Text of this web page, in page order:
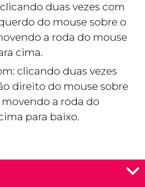
duas vezes com
do mouse sobre o
a roda do mouse
cima.
clicando duas vezes
direito do mouse sobre
a roda do
para baixo.